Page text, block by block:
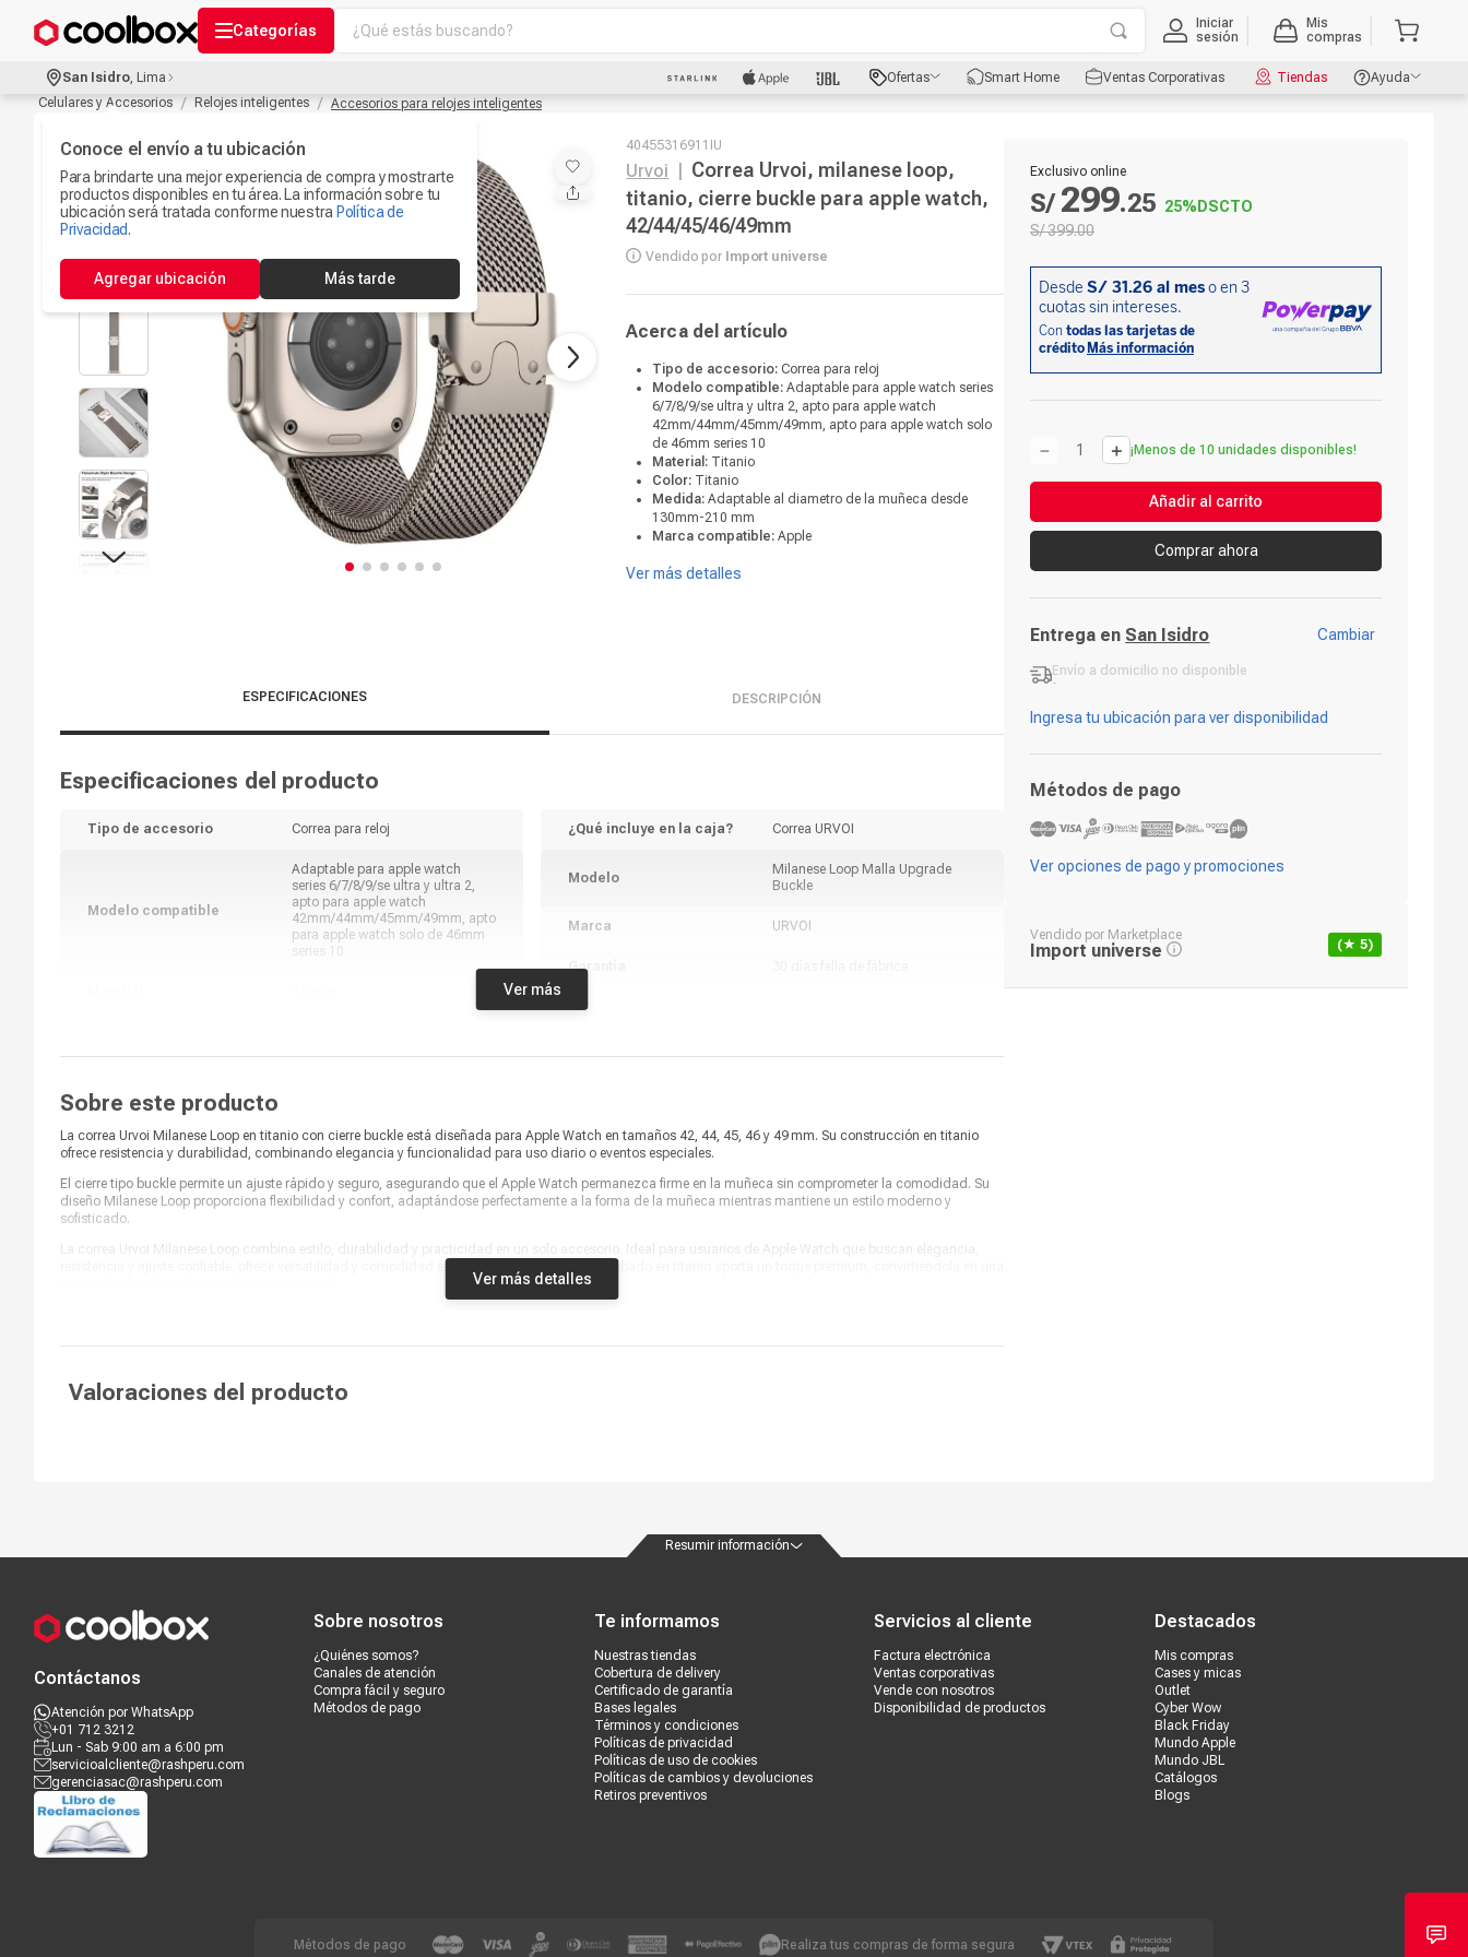
Categorías
¿Qué estás buscando?
1.
Audífonos Con Bluetooth
3.
Ipad
Microfono
Iphone 17
.
Camaras Seguridad
8.
Parlantes Bluetooth
Smartwach
10.
Accesorios Computo
Iniciar
sesión
Mis
compras
San Isidro, Lima
Conoce el envío a tu ubicación
Para brindarte una mejor experiencia de compra y mostrarte
productos disponibles en tu área. La información sobre tu
ubicación será tratada conforme nuestra Política de
Privacidad.
Agregar ubicación Más tarde
Ofertas Smart Home Ventas Corporativas Tiendas
Ayuda
Celulares y Accesorios
Relojes inteligentes Accesorios para relojes inteligentes
40455316911IU
Urvoi
Correa Urvoi, milanese loop,
titanio, cierre buckle para apple watch,
42/44/45/46/49mm
Vendido por Import universe
Acerca del artículo
Tipo de accesorio:Correa para reloj
Modelo compatible:Adaptable para apple watch series
6/7/8/9/se ultra y ultra 2, apto para apple watch
42mm/44mm/45mm/49mm, apto para apple watch solo
de 46mm series 10
Material: Titanio
Color: Titanio
Medida:Adaptable al diametro de la muñeca desde
130mm-210 mm
Marca compatible:Apple
Ver más detalles
ESPECIFICACIONES DESCRIPCIÓN
Especificaciones del producto
Tipo de accesorio Correa para reloj
Modelo compatible
Adaptable para apple watch
series 6/7/8/9/se ultra y ultra 2,
apto para apple watch
42mm/44mm/45mm/49mm, apto
para apple watch solo de 46mm
series 10
Marca compatible Apple
Características
Upgrade Buckle
¿Qué incluye en la caja? Correa URVOI
Modelo
Milanese Loop Malla Upgrade
Buckle
Marca URVOI
Garantía
Información adicional
Ver más
Sobre este producto
La correa Urvoi Milanese Loop en titanio con cierre buckle está diseñada para Apple Watch en tamaños 42, 44, 45, 46 y 49 mm. Su construcción en titanio
ofrece resistencia y durabilidad, combinando elegancia y funcionalidad para uso diario o eventos especiales.
El cierre tipo buckle permite un ajuste rápido y seguro, asegurando que el Apple Watch permanezca firme en la muñeca sin comprometer la comodidad. Su
diseño Milanese Loop proporciona flexibilidad y confort, adaptándose perfectamente a la forma de la muñeca mientras mantiene un estilo moderno y
sofisticado.
La correa Urvoi Milanese Loop combina estilo, durabilidad y practicidad en un solo accesorio. Ideal para usuarios de Apple Watch que buscan elegancia,
Ver más detalles
Valoraciones del producto
Exclusivo online
S/ 299.25 25% DSCTO
S/399.00
＋
－ ¡Menos de 10 unidades disponibles!
Añadir al carrito
Comprar ahora
Entrega en San Isidro Cambiar
Envío a domicilio no disponible
-
Ingresa tu ubicación para ver disponibilidad
Métodos de pago
Ver opciones de pago y promociones
Vendido por Marketplace
Import universe (★ 5)
Resumir información
Contáctanos
Atención por WhatsApp
+01 712 3212
Lun - Sab 9:00 am a 6:00 pm
servicioalcliente@rashperu.com
gerenciasac@rashperu.com
Sobre nosotros
¿Quiénes somos?
Canales de atención
Compra fácil y seguro
Métodos de pago
Te informamos
Nuestras tiendas
Cobertura de delivery
Certificado de garantía
Bases legales
Términos y condiciones
Políticas de privacidad
Políticas de uso de cookies
Políticas de cambios y devoluciones
Retiros preventivos
Servicios al cliente
Factura electrónica
Ventas corporativas
Vende con nosotros
Disponibilidad de productos
Destacados
Mis compras
Cases y micas
Outlet
Cyber Wow
Black Friday
Mundo Apple
Mundo JBL
Catálogos
Blogs
Métodos de pago Realiza tus compras de forma segura